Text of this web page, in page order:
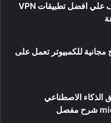
VPN للاندرويد : تعرف علي افضل تطبيقات VPN
مجانية للكمبيوتر تعمل على
الاصطناعي